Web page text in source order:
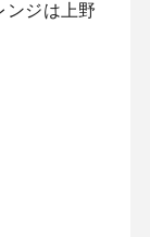
ンジは上野